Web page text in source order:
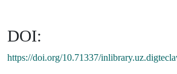
DOI:
https://doi.org/10.71337/